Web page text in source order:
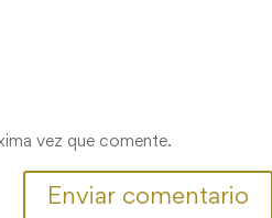
vez que comente.